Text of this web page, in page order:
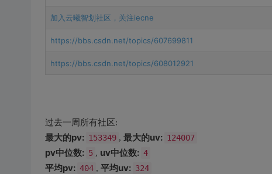
加入云曦智划社区，关注iecne
https://bbs.csdn.net/topics/607699811
https://bbs.csdn.net/topics/608012921
过去一周所有社区:
最大的pv: 153349 , 最大的uv: 124007
pv中位数: 5 , uv中位数: 4
平均pv: 404 , 平均uv: 324